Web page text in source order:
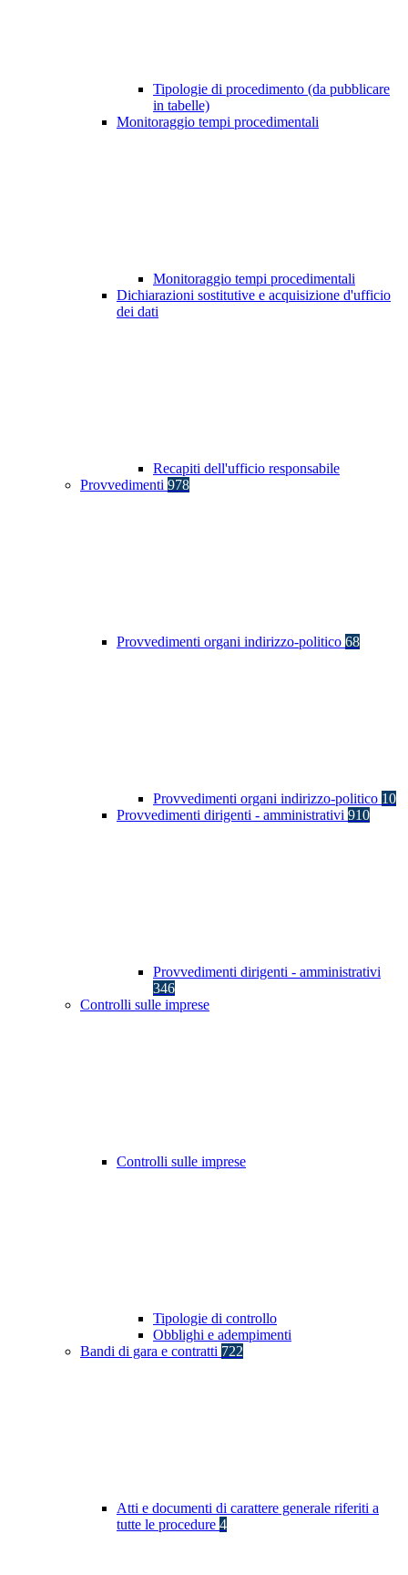
Tipologie di procedimento (da pubblicare
in tabelle)
Monitoraggio tempi procedimentali
Monitoraggio tempi procedimentali
Dichiarazioni sostitutive e acquisizione d'ufficio
dei dati
Recapiti dell'ufficio responsabile
Provvedimenti 978
Provvedimenti organi indirizzo-politico 68
Provvedimenti organi indirizzo-politico 10
Provvedimenti dirigenti - amministrativi 910
Provvedimenti dirigenti - amministrativi
346
Controlli sulle imprese
Controlli sulle imprese
Tipologie di controllo
Obblighi e adempimenti
Bandi di gara e contratti 722
Atti e documenti di carattere generale riferiti a
tutte le procedure 4